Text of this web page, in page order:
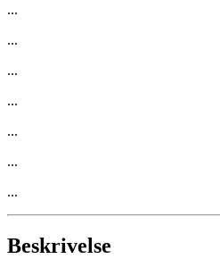
...
...
...
...
...
...
...
Beskrivelse